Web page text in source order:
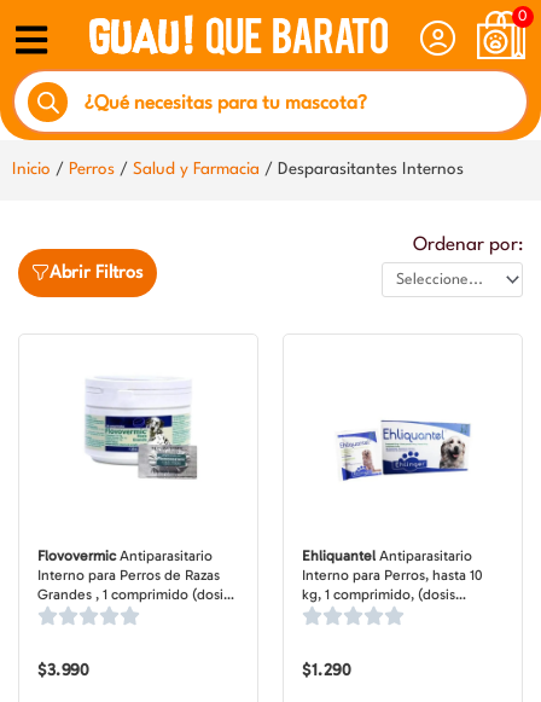
contenido
0
Búsqueda
de
productos
Inicio / Perros / Salud y Farmacia / Desparasitantes Internos
Abrir Filtros
Ordenar por:
FlovovermicAntiparasitario
Interno para Perros de Razas
Grandes , 1 comprimido (dosis
cubre 35 kg)
$3.990
Ehliquantel Antiparasitario
Interno para Perros, hasta 10
kg, 1 comprimido, (dosis
mensual)
$1.290